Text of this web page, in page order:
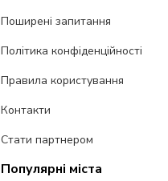
Поширені запитання
Політика конфіденційності
Правила користування
Контакти
Стати партнером
Популярні міста